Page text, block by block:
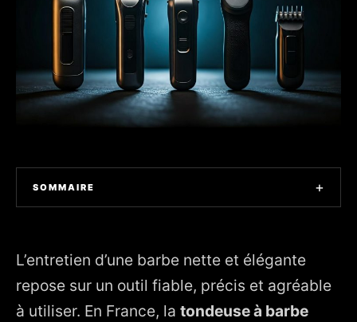
SOMMAIRE +
2. Pourquoi ces modèles dominent les ventes en France
3. Comparatif des caractéristiques principales
L’entretien d’une barbe nette et élégante
repose sur un outil fiable, précis et agréable
à utiliser. En France, la tondeuse à barbe